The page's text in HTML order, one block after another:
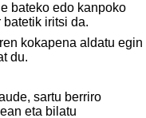
bateko edo kanpoko
iritsi da.
kokapena aldatu egin
du.
sartu berriro
eta bilatu